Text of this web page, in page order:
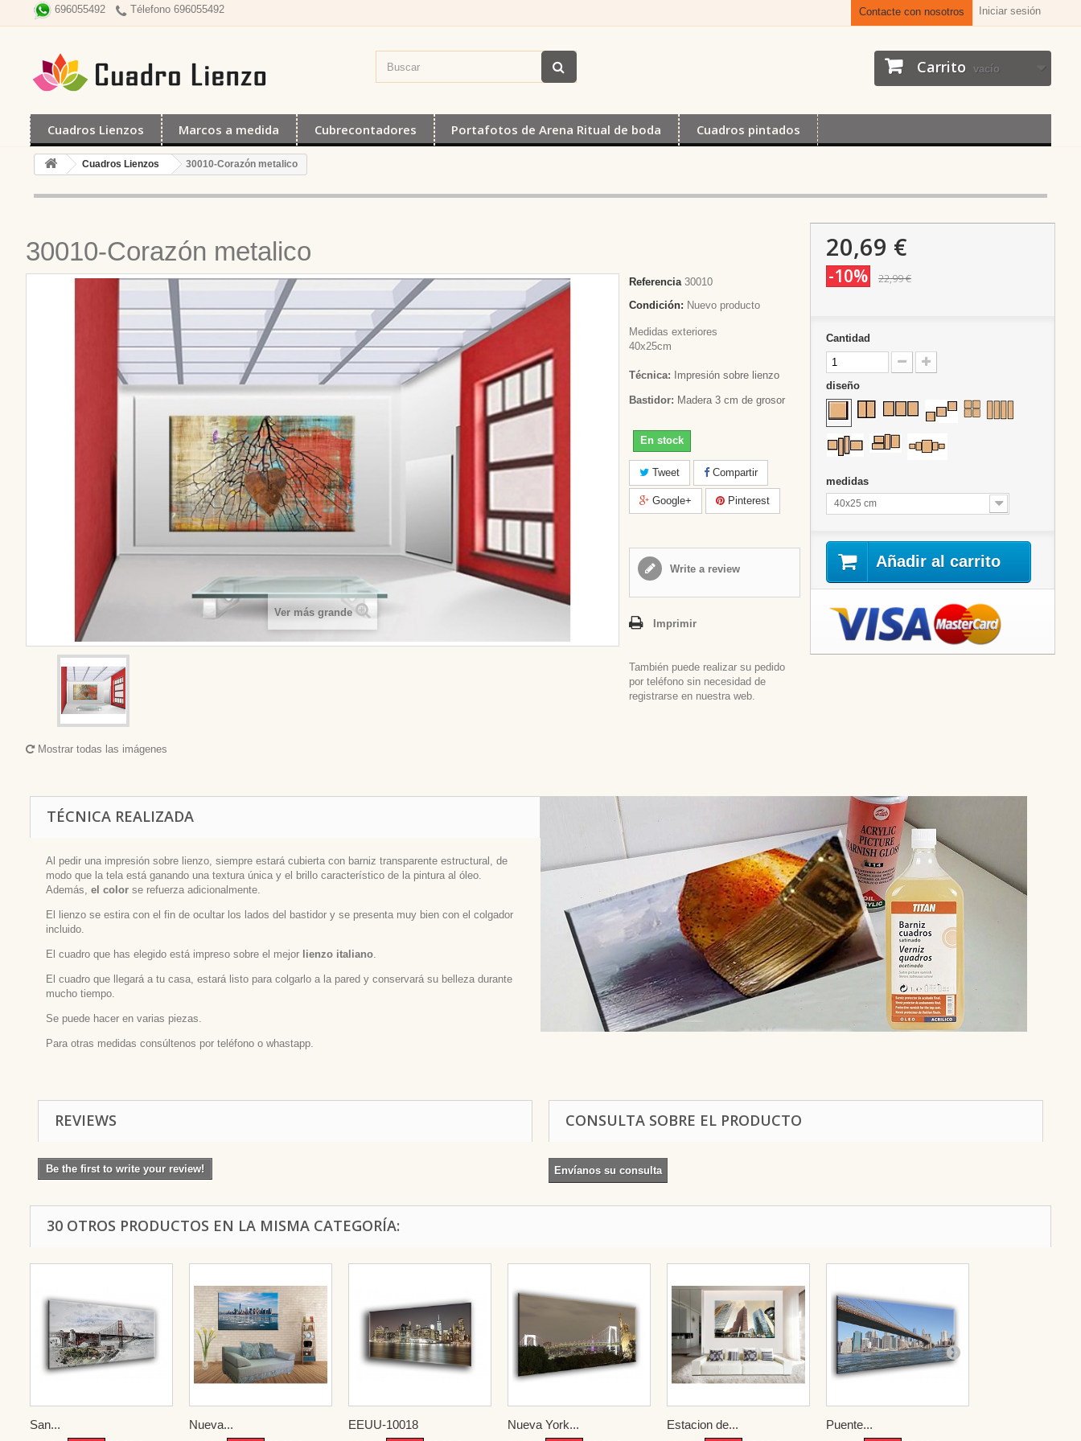
Iniciar sesión
Contacte con nosotros
696055492 Télefono 696055492
Carrito vacío
Cuadros Lienzos Marcos a medida Cubrecontadores Portafotos de Arena Ritual de boda Cuadros pintados
Cuadros Lienzos 30010-Corazón metalico
30010-Corazón metalico
Ver más grande
Mostrar todas las imágenes
Referencia 30010
Condición: Nuevo producto
Medidas exteriores
40x25cm
Técnica: Impresión sobre lienzo
Bastidor: Madera 3 cm de grosor
En stock
Tweet Compartir
Google+ Pinterest
Write a review
Imprimir
También puede realizar su pedido
por teléfono sin necesidad de
registrarse en nuestra web.
20,69 €
-10% 22,99 €
Cantidad
diseño
medidas
40x25 cm
Añadir al carrito
TÉCNICA REALIZADA
Al pedir una impresión sobre lienzo, siempre estará cubierta con barniz transparente estructural, de
modo que la tela está ganando una textura única y el brillo característico de la pintura al óleo.
Además, el color se refuerza adicionalmente.
El lienzo se estira con el fin de ocultar los lados del bastidor y se presenta muy bien con el colgador
incluido.
El cuadro que has elegido está impreso sobre el mejor lienzo italiano
El cuadro que llegará a tu casa, estará listo para colgarlo a la pared y conservará su belleza durante
mucho tiempo.
Se puede hacer en varias piezas.
Para otras medidas consúltenos por teléfono o whastapp.
REVIEWS
Be the first to write your review!
CONSULTA SOBRE EL PRODUCTO
Envíanos su consulta
30 OTROS PRODUCTOS EN LA MISMA CATEGORÍA:
San... Nueva... EEUU-10018 Nueva York... Estacion de... Puente...